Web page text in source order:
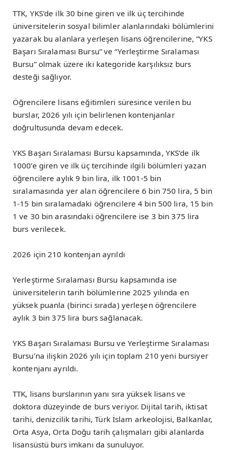
TTK, YKS’de ilk 30 bine giren ve ilk üç tercihinde
üniversitelerin sosyal bilimler alanlarındaki bölümlerini
yazarak bu alanlara yerleşen lisans öğrencilerine, “YKS
Başarı Sıralaması Bursu” ve “Yerleştirme Sıralaması
Bursu” olmak üzere iki kategoride karşılıksız burs
desteği sağlıyor.
Öğrencilere lisans eğitimleri süresince verilen bu
burslar, 2026 yılı için belirlenen kontenjanlar
doğrultusunda devam edecek.
YKS Başarı Sıralaması Bursu kapsamında, YKS’de ilk
1000’e giren ve ilk üç tercihinde ilgili bölümleri yazan
öğrencilere aylık 9 bin lira, ilk 1001-5 bin
sıralamasında yer alan öğrencilere 6 bin 750 lira, 5 bin
1-15 bin sıralamadaki öğrencilere 4 bin 500 lira, 15 bin
1 ve 30 bin arasındaki öğrencilere ise 3 bin 375 lira
burs verilecek.
2026 için 210 kontenjan ayrıldı
Yerleştirme Sıralaması Bursu kapsamında ise
üniversitelerin tarih bölümlerine 2025 yılında en
yüksek puanla (birinci sırada) yerleşen öğrencilere
aylık 3 bin 375 lira burs sağlanacak.
YKS Başarı Sıralaması Bursu ve Yerleştirme Sıralaması
Bursu’na ilişkin 2026 yılı için toplam 210 yeni bursiyer
kontenjanı ayrıldı.
TTK, lisans burslarının yanı sıra yüksek lisans ve
doktora düzeyinde de burs veriyor. Dijital tarih, iktisat
tarihi, denizcilik tarihi, Türk İslam arkeolojisi, Balkanlar,
Orta Asya, Orta Doğu tarih çalışmaları gibi alanlarda
lisansüstü burs imkanı da sunuluyor.